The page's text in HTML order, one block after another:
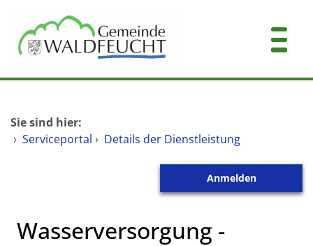
Zum Hauptinhalt springen
Dienstleistungen A-Z
Sie sind hier:
› Serviceportal › Details der Dienstleistung
Anmelden
Wasserversorgung -